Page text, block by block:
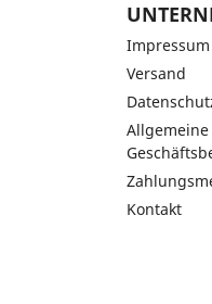
Impressum
Versand
Allgemeine
Kontakt